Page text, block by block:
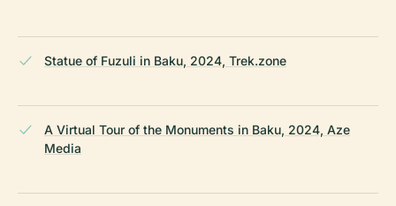
Statue of Fuzuli in Baku, 2024, Trek.zone
A Virtual Tour of the Monuments in Baku, 2024, Aze
Media